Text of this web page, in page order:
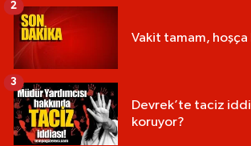
Vakit tamam,
2
Devrek’te taciz
koruyor?
3